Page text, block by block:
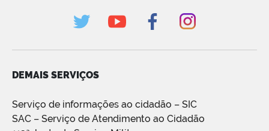
DEMAIS SERVIÇOS
Serviço de informações ao cidadão – SIC
SAC – Serviço de Atendimento ao Cidadão